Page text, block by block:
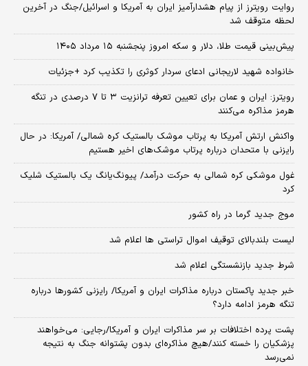
روایت رویترز از پیام هشدارآمیز ایران به آمریکا و اسرائیل/جنگ در آخرین
لحظه متوقف شد
پیش‌بینی قیمت طلا، دلار و سکه امروز پنجشنبه ۱۵ مرداد ۱۴۰۵
خانواده شهید لاریجانی ادعای سردار کوثری را تکذیب کرد +جزئیات
رویترز: ایران و عمان برای تعیین تعرفه ترانزیت ۳ تا ۷ درصدی در تنگه
هرمز مذاکره می‌کنند
واکنش ارتش آمریکا به پرتاب موشک بالستیک کره شمالی/ آمریکا: در حال
رایزنی با متحدان درباره پرتاب موشک‌های اخیر هستیم
غول موشکی کره شمالی به حرکت درآمد/ پیونگ‌یانگ یک بالستیک شلیک
کرد
موج جدید گرما در راه کشور
لیست بلندبالای توقیف اموال تراستی ها اعلام شد
شرط جدید بازنشستگی اعلام شد
خبر جدید پاکستان درباره مذاکرات ایران و آمریکا/ رایزنی کشورها درباره
تنگه هرمز ادامه دارد؟
پشت پرده اختلافات بر سر مذاکرات ایران و آمریکا/رجایی: می‌خواهند
پزشکیان را خسته کنند/هیچ مذاکره‌ای بدون پشتوانه جنگ به نتیجه
نمی‌رسد